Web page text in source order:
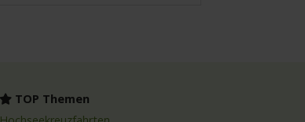
TOP Themen